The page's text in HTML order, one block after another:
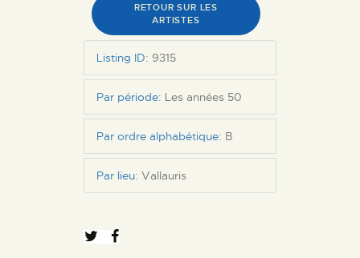
RETOUR SUR LES
ARTISTES
Listing ID: 9315
Par période: Les années 50
Par ordre alphabétique: B
Par lieu: Vallauris